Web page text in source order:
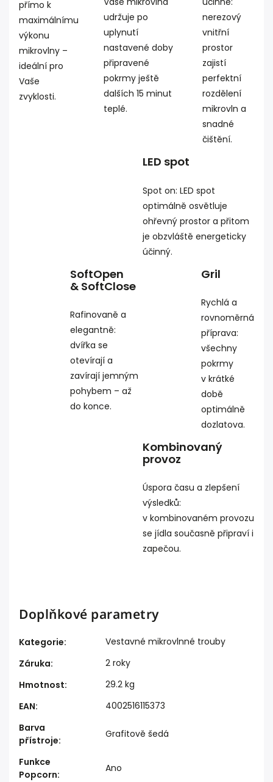
přímo k
maximálnímu
výkonu
mikrovlny –
ideální pro
Vaše
zvyklosti.
udržuje po
uplynutí
nastavené doby
připravené
pokrmy ještě
dalších 15 minut
teplé.
nerezový
vnitřní
prostor
zajistí
perfektní
rozdělení
mikrovln a
snadné
čištění.
LED spot
Spot on: LED spot
optimálně osvětluje
ohřevný prostor a přitom
je obzvláště energeticky
účinný.
SoftOpen
& SoftClose
Rafinovaně a
elegantně:
dvířka se
otevírají a
zavírají jemným
pohybem – až
do konce.
Gril
Rychlá a
rovnoměrná
příprava:
všechny
pokrmy
v krátké
době
optimálně
dozlatova.
Kombinovaný
provoz
Úspora času a zlepšení
výsledků:
v kombinovaném provozu
se jídla současně připraví i
zapečou.
Doplňkové parametry
Kategorie:
Vestavné mikrovlnné trouby
Záruka:
2 roky
Hmotnost:
29.2 kg
EAN:
4002516115373
Barva
přístroje:
Grafitově šedá
Funkce
Popcorn:
Ano